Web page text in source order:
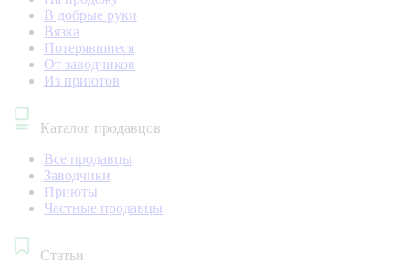
В добрые руки
Вязка
Потерявшиеся
От заводчиков
Из приютов
Каталог продавцов
Все продавцы
Заводчики
Приюты
Частные продавцы
Статьи